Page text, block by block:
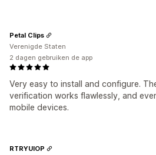
Very easy to install and configure.
verification works flawlessly, and
mobile devices.
Petal Clips
Verenigde Staten
2 dagen gebruiken de app
RTRYUIOP